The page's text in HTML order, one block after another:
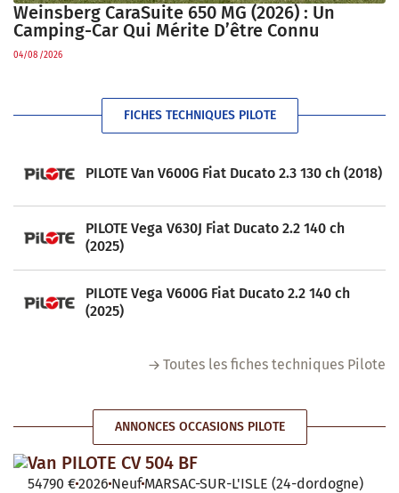
Weinsberg CaraSuite 650 MG (2026) : Un
Camping-Car Qui Mérite D’être Connu
04/08/2026
FICHES TECHNIQUES PILOTE
PILOTE Van V600G Fiat Ducato 2.3 130 ch (2018)
PILOTE Vega V630J Fiat Ducato 2.2 140 ch
(2025)
PILOTE Vega V600G Fiat Ducato 2.2 140 ch
(2025)
Toutes les fiches techniques Pilote
ANNONCES OCCASIONS PILOTE
Van PILOTE CV 504 BF
54790 €2026 Neuf MARSAC-SUR-L'ISLE (24-dordogne)